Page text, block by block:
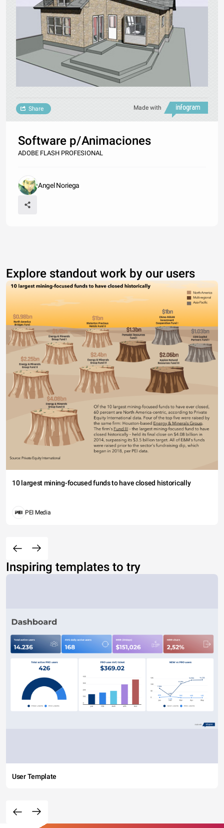
Made with
Share
Software p/Animaciones
ADOBE FLASH PROFESIONAL
Angel Noriega
Explore standout work by our users
10 largest mining-focused funds to have closed historically
PEI Media
Inspiring templates to try
User Template